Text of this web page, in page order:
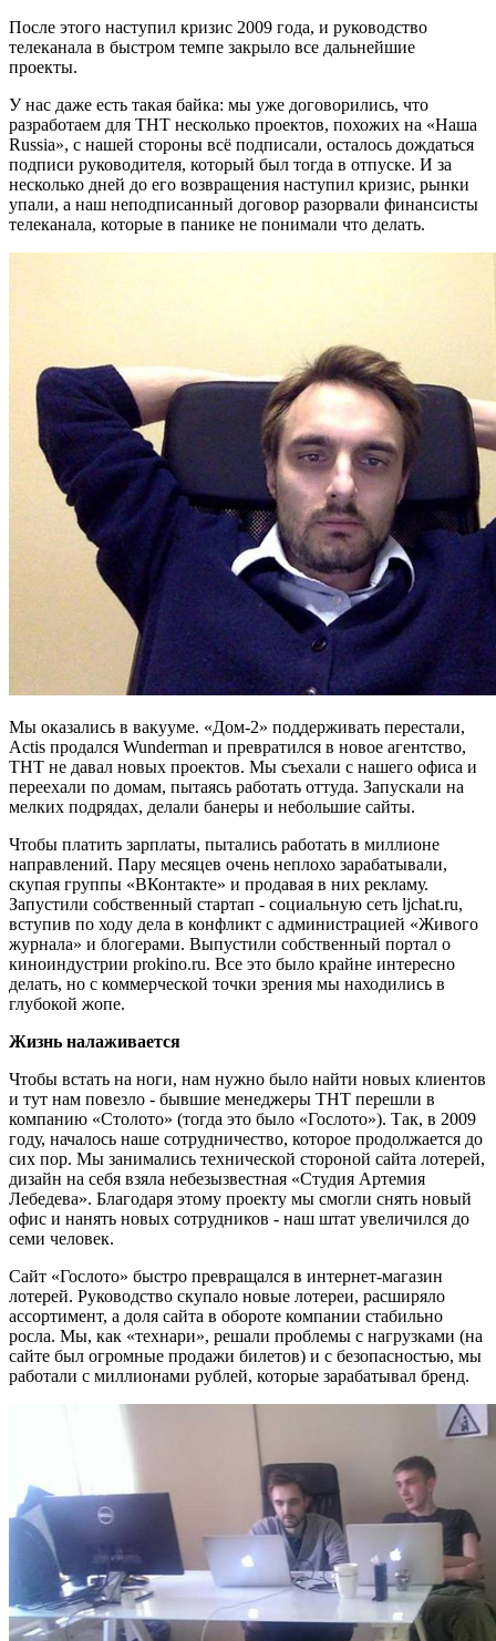
После этого наступил кризис 2009 года, и руководство
телеканала в быстром темпе закрыло все дальнейшие
проекты.
У нас даже есть такая байка: мы уже договорились, что
разработаем для ТНТ несколько проектов, похожих на «Наша
Russia», с нашей стороны всё подписали, осталось дождаться
подписи руководителя, который был тогда в отпуске. И за
несколько дней до его возвращения наступил кризис, рынки
упали, а наш неподписанный договор разорвали финансисты
телеканала, которые в панике не понимали что делать.
Мы оказались в вакууме. «Дом-2» поддерживать перестали,
Actis продался Wunderman и превратился в новое агентство,
ТНТ не давал новых проектов. Мы съехали с нашего офиса и
переехали по домам, пытаясь работать оттуда. Запускали на
мелких подрядах, делали банеры и небольшие сайты.
Чтобы платить зарплаты, пытались работать в миллионе
направлений. Пару месяцев очень неплохо зарабатывали,
скупая группы «ВКонтакте» и продавая в них рекламу.
Запустили собственный стартап - социальную сеть ljchat.ru,
вступив по ходу дела в конфликт с администрацией «Живого
журнала» и блогерами. Выпустили собственный портал о
киноиндустрии prokino.ru. Все это было крайне интересно
делать, но с коммерческой точки зрения мы находились в
глубокой жопе.
Жизнь налаживается
Чтобы встать на ноги, нам нужно было найти новых клиентов
и тут нам повезло - бывшие менеджеры ТНТ перешли в
компанию «Столото» (тогда это было «Гослото»). Так, в 2009
году, началось наше сотрудничество, которое продолжается до
сих пор. Мы занимались технической стороной сайта лотерей,
дизайн на себя взяла небезызвестная «Студия Артемия
Лебедева». Благодаря этому проекту мы смогли снять новый
офис и нанять новых сотрудников - наш штат увеличился до
семи человек.
Сайт «Гослото» быстро превращался в интернет-магазин
лотерей. Руководство скупало новые лотереи, расширяло
ассортимент, а доля сайта в обороте компании стабильно
росла. Мы, как «технари», решали проблемы с нагрузками (на
сайте был огромные продажи билетов) и с безопасностью, мы
работали с миллионами рублей, которые зарабатывал бренд.